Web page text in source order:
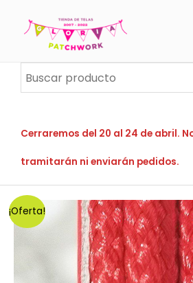
Cerraremos del 20 al 24 de abril.
tramitarán ni enviarán pedidos.
¡Oferta!